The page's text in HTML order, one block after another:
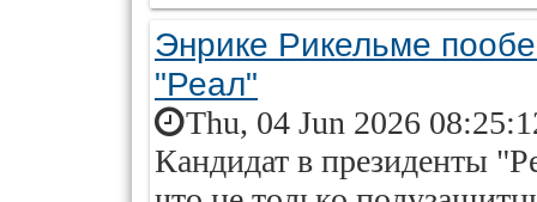
Энрике Рикельме
"Реал"
Thu, 04 Jun 2026
Кандидат в президенты